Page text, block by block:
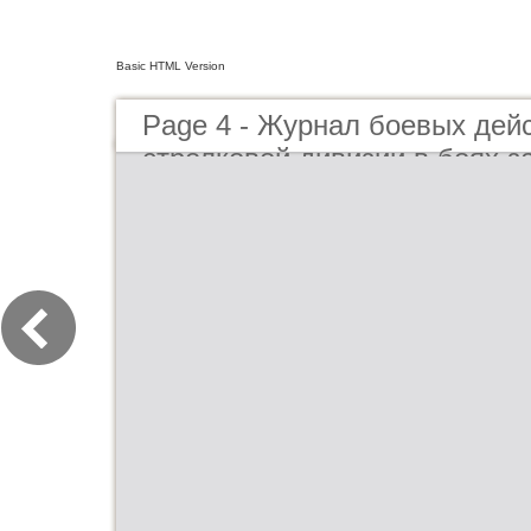
Basic HTML Version
Page 4 - Журнал боевых
стрелковой дивизии в боях